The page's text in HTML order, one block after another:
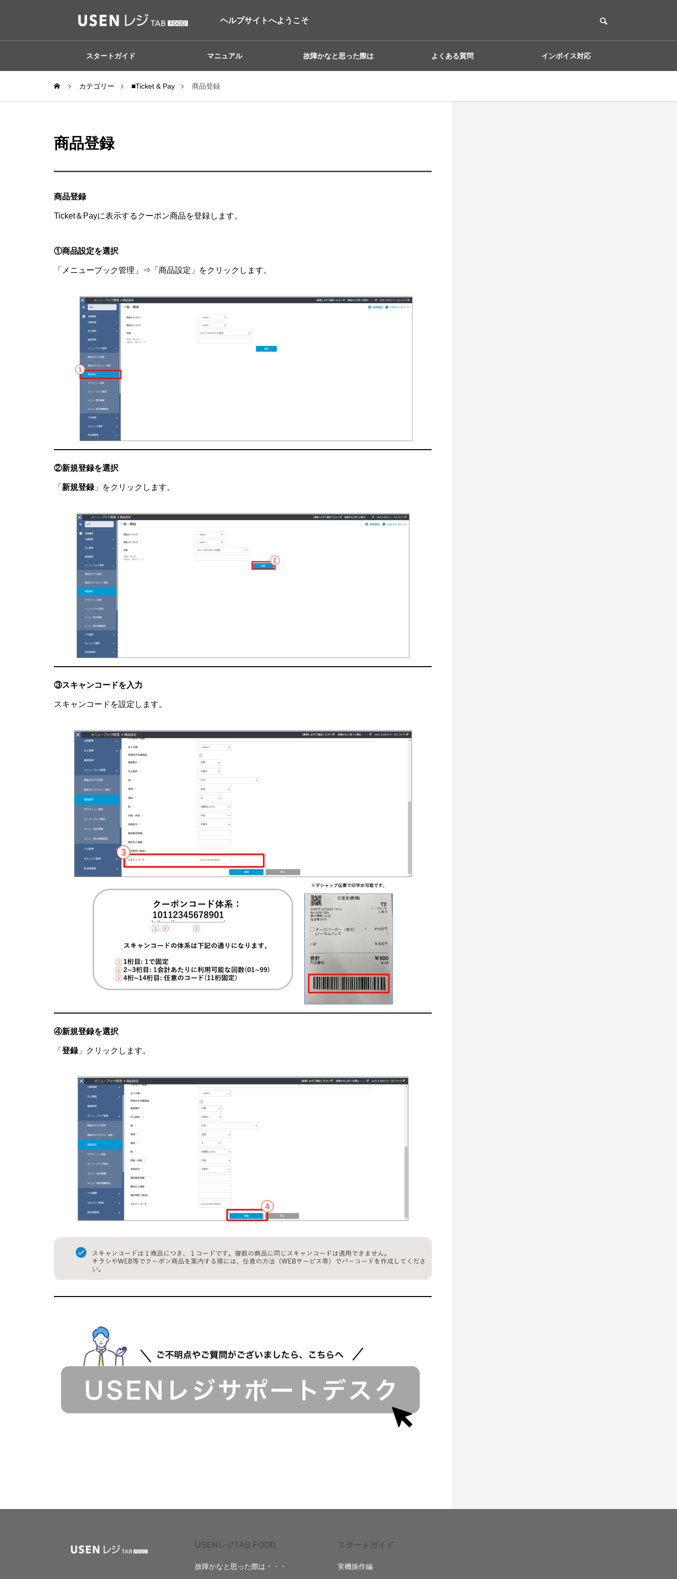
ヘルプサイトへようこそ
スタートガイド マニュアル 故障かなと思った際は よくある質問 インボイス対応
カテゴリー ■Ticket & Pay 商品登録
商品登録
商品登録
Ticket＆Payに表示するクーポン商品を登録します。
①商品設定を選択
「メニューブック管理」⇒「商品設定」をクリックします。
②新規登録を選択
「 新規登録」をクリックします。
③スキャンコードを入力
スキャンコードを設定します。
④新規登録を選択
「 登録」クリックします。
USENレジTAB FOOD
故障かなと思った際は・・・
スタートガイド
実機操作編